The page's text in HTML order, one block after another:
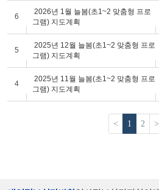
6
2026년 1월 늘봄(초1~2 맞춤형 프로
그램) 지도계획
5
2025년 12월 늘봄(초1~2 맞춤형 프로
그램) 지도계획
4
2025년 11월 늘봄(초1~2 맞춤형 프로
그램) 지도계획
< 1 2 >